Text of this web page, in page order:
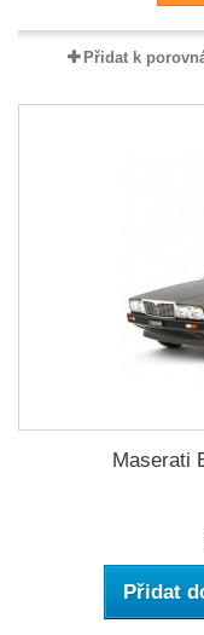
Přidat k
Maserati
Přidat